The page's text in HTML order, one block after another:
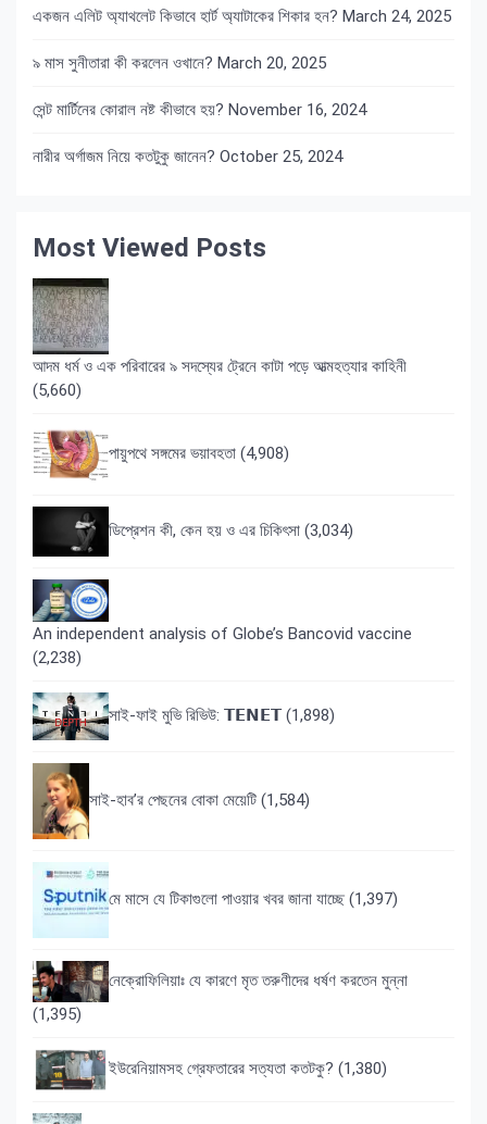
একজন এলিট অ্যাথলেট কিভাবে হার্ট অ্যাটাকের শিকার হন? March 24, 2025
৯ মাস সুনীতারা কী করলেন ওখানে? March 20, 2025
সেন্ট মার্টিনের কোরাল নষ্ট কীভাবে হয়? November 16, 2024
নারীর অর্গাজম নিয়ে কতটুকু জানেন? October 25, 2024
Most Viewed Posts
আদম ধর্ম ও এক পরিবারের ৯ সদস্যের ট্রেনে কাটা পড়ে আত্মহত্যার কাহিনী
(5,660)
পায়ুপথে সঙ্গমের ভয়াবহতা (4,908)
ডিপ্রেশন কী, কেন হয় ও এর চিকিৎসা (3,034)
An independent analysis of Globe’s Bancovid vaccine
(2,238)
সাই-ফাই মুভি রিভিউ: 𝗧𝗘𝗡𝗘𝗧 (1,898)
সাই-হাব’র পেছনের বোকা মেয়েটি (1,584)
মে মাসে যে টিকাগুলো পাওয়ার খবর জানা যাচ্ছে (1,397)
নেক্রোফিলিয়াঃ যে কারণে মৃত তরুণীদের ধর্ষণ করতেন মুন্না
(1,395)
ইউরেনিয়ামসহ গ্রেফতারের সত্যতা কতটকু? (1,380)